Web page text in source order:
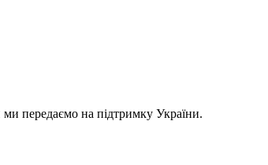
передаємо на підтримку України.